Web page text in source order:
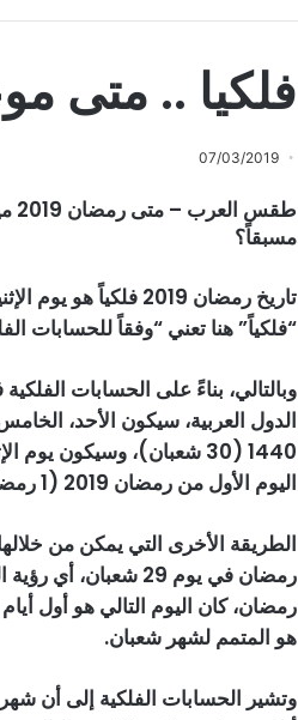
فلكيا .. متى
07/03/2019
مسبقاً؟
“فلكياً” هنا تعني “وفقاً للحسابات
وبالتالي، بناءً على الحسابات
اليوم الأول من رمضان 2019 (1 رمضان 1440).
الطريقة الأخرى التي يمكن من
رمضان في يوم 29
رمضان، كان اليوم التالي هو أول
هو المتمم لشهر شعبان.